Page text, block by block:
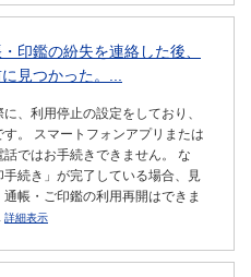
印鑑の紛失を連絡した後、
見つかった。...
、利用停止の設定をしており、
。 スマートフォンアプリまたは
ではお手続きできません。 な
続き」が完了している場合、見
帳・ご印鑑の利用再開はできま
詳細表示